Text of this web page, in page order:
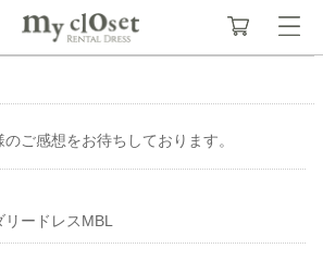
ご感想をお待ちしております。
ードレスMBL